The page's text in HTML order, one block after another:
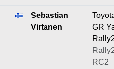
Sebastian
Virtanen
GR
RC2